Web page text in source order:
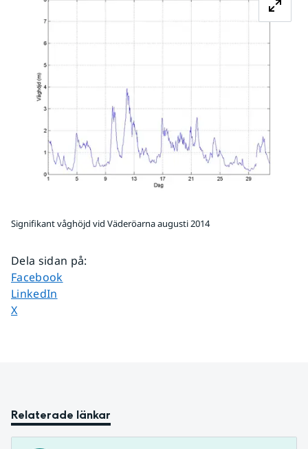
Signifikant våghöjd vid Väderöarna augusti 2014
Dela sidan på:
Dela sidan på
Facebook
Dela sidan på
LinkedIn
Dela sidan på
X
Relaterade länkar